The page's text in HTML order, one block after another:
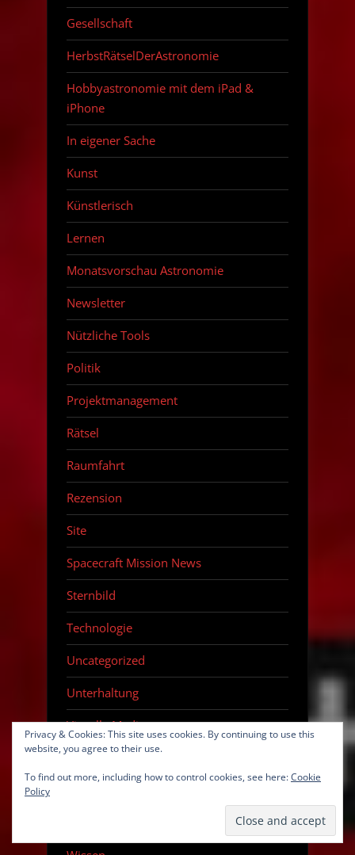
Gesellschaft
HerbstRätselDerAstronomie
Hobbyastronomie mit dem iPad &
iPhone
In eigener Sache
Kunst
Künstlerisch
Lernen
Monatsvorschau Astronomie
Newsletter
Nützliche Tools
Politik
Projektmanagement
Rätsel
Raumfahrt
Rezension
Site
Spacecraft Mission News
Sternbild
Technologie
Uncategorized
Unterhaltung
Visuelle Medien
Weiteres Wissen
Privacy & Cookies: This site uses cookies. By continuing to use this
website, you agree to their use.
To find out more, including how to control cookies, see here:Cookie
Policy